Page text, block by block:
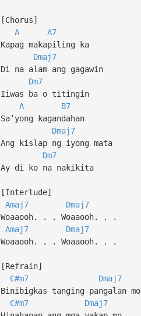
[Chorus]
A
A7
Kapag makapiling ka
Dmaj7
Di na alam ang gagawin
Dm7
Iiwas ba o titingin
A
B7
Sa’yong kagandahan
Dmaj7
Ang kislap ng iyong mata
Dm7
Ay di ko na nakikita
[Interlude]
Amaj7
Dmaj7
Woaaooh. . . Woaaooh. . .
Amaj7
Dmaj7
Woaaooh. . . Woaaooh. . .
[Refrain]
C#m7
Dmaj7
Binibigkas tanging pangalan mo
C#m7
Dmaj7